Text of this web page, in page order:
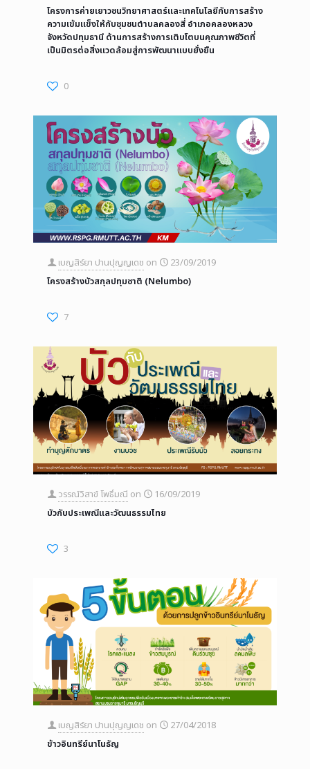
โครงการค่ายเยาวชนวิทยาศาสตร์และเทคโนโลยีกับการสร้าง
ความเข้มแข็งให้กับชุมชนตำบลคลองสี่ อำเภอคลองหลวง
จังหวัดปทุมธานี ด้านการสร้างการเติบโตบนคุณภาพชีวิตที่
เป็นมิตรต่อสิ่งแวดล้อมสู่การพัฒนาแบบยั่งยืน
0
เบญสิร์ยา ปานปุญญเดช on
23/09/2019
โครงสร้างบัวสกุลปทุมชาติ (Nelumbo)
7
วรรณ์วิสาข์ โพธิ์มณี on
16/09/2019
บัวกับประเพณีและวัฒนธรรมไทย
3
เบญสิร์ยา ปานปุญญเดช on
27/04/2018
ข้าวอินทรีย์นาโนธัญ